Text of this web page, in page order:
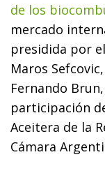
de los
mercado
presidida por
Maros
Fernando
participación
Aceitera de la
Cámara